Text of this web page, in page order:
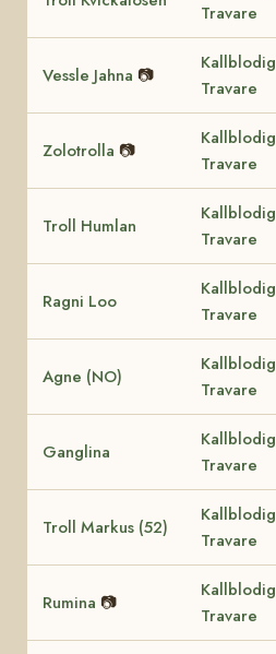
Travare
Vessle Jahna 📷
Kallblodig
Travare
Zolotrolla 📷
Kallblodig
Travare
Troll Humlan
Kallblodig
Travare
Ragni Loo
Kallblodig
Travare
Agne (NO)
Kallblodig
Travare
Ganglina
Kallblodig
Travare
Troll Markus (52)
Kallblodig
Travare
Rumina 📷
Kallblodig
Travare